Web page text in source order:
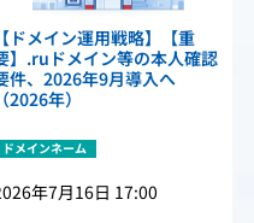
ドメイン運用戦略】【重
】.ruドメイン等の本人確認
件、2026年9月導入へ
2026年）
ドメインネーム
年7月16日 17:00